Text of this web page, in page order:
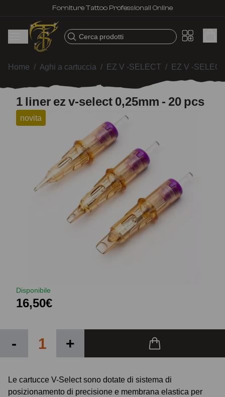
Forniture Tattoo Professionali Online
Cerca prodotti
Home / Aghi a cartuccia / EZ V -SELECT / EZ V -
1 liner ez v-select 0,25mm - 20 pcs
novita
Disponibile
16,50€
- +
Le cartucce V-Select sono dotate di sistema di
posizionamento di precisione e membrana elastica per